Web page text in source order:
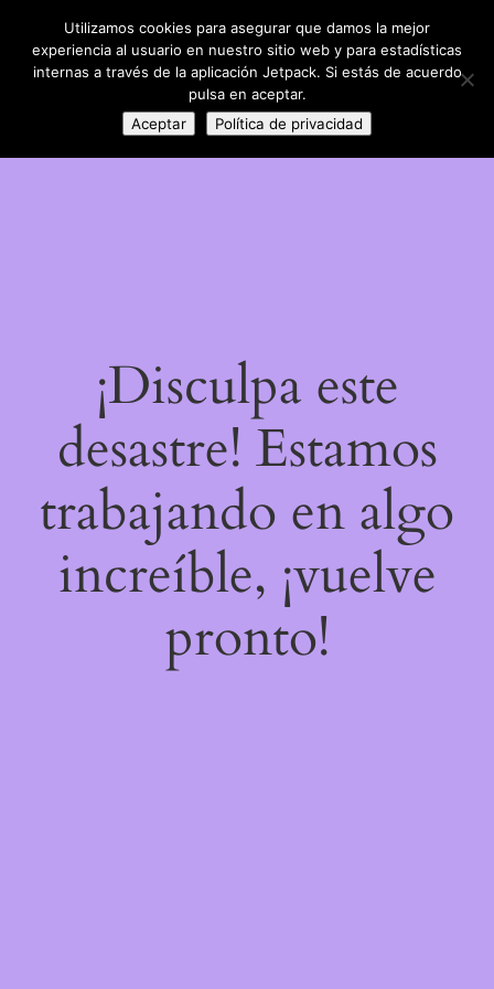
DIY con lana LinkedIn
Instagram
Facebook
Acceder
¡Disculpa este
desastre! Estamos
trabajando en algo
increíble, ¡vuelve
pronto!
Utilizamos cookies para asegurar que damos la mejor
experiencia al usuario en nuestro sitio web y para estadísticas
internas a través de la aplicación Jetpack. Si estás de acuerdo
pulsa en aceptar.
Aceptar
Política de privacidad